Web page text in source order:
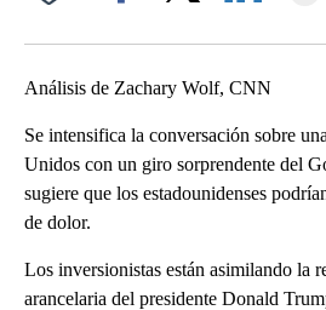
Análisis de Zachary Wolf, CNN
Se intensifica la conversación sobre
Unidos con un giro sorprendente del
sugiere que los estadounidenses
de dolor.
Los inversionistas están asimilando la
arancelaria del presidente Donald